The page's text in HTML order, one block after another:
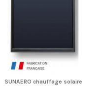
SUNAERO chauffage solaire